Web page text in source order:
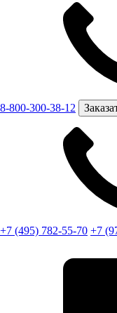
8-800-300-38-12
+7 (495) 782-55-70 +7